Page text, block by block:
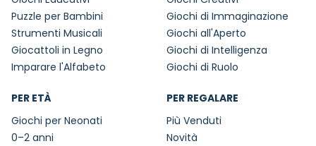
Puzzle per Bambini
Strumenti Musicali
Giocattoli in Legno
Imparare l'Alfabeto
Giochi di Immaginazione
Giochi all'Aperto
Giochi di Intelligenza
Giochi di Ruolo
PER ETÀ
Giochi per Neonati
0–2 anni
PER REGALARE
Più Venduti
Novità